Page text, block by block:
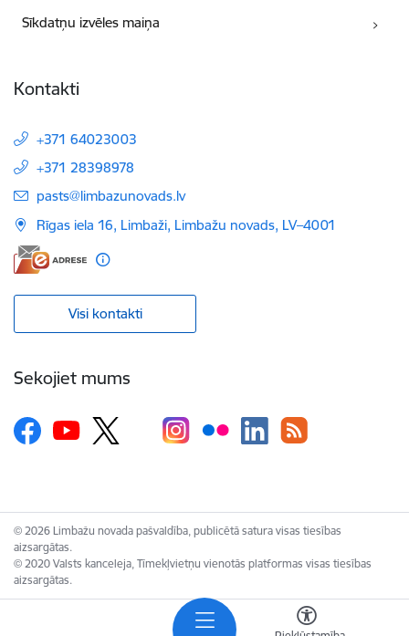
Sīkdatņu izvēles maiņa
Kontakti
+371 64023003
+371 28398978
E-pasts:
pasts@limbazunovads.lv
Rīgas iela 16, Limbaži, Limbažu novads, LV–4001
Visi kontakti
Sekojiet mums
© 2026 Limbažu novada pašvaldība, publicētā satura visas tiesības
aizsargātas.
© 2020 Valsts kanceleja, Tīmekļvietņu vienotās platformas visas tiesības
aizsargātas.